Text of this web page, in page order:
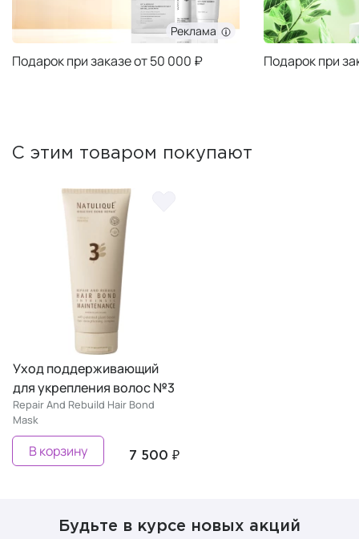
Реклама
Подарок при заказе от 50 000 ₽ Подарок при
С этим товаром покупают
Уход поддерживающий
для укрепления волос №3
Repair And Rebuild Hair Bond
Mask
7 500 ₽
В корзину
Будьте в курсе новых акций